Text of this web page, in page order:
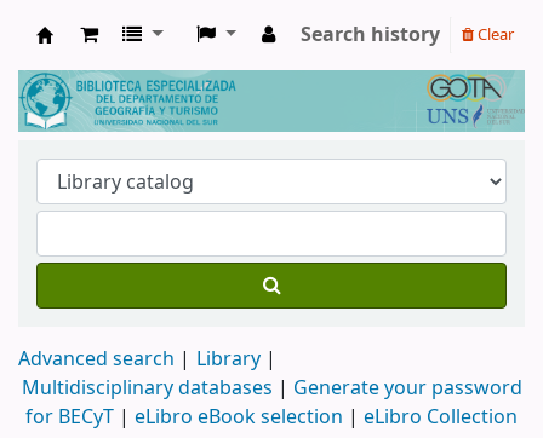
Biblioteca de Geografía y Turismo
Search history Clear
Advanced search
Library
Multidisciplinary databases | Generate your password
for BECyT | eLibro eBook selection | eLibro Collection